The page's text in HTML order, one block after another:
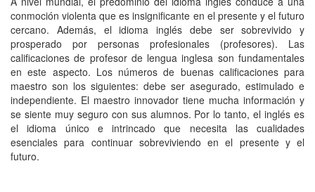
conmoción violenta que es insignificante en el presente y el futuro
cercano. Además, el idioma inglés debe ser sobrevivido y
prosperado por personas profesionales (profesores). Las
calificaciones de profesor de lengua inglesa son fundamentales
en este aspecto. Los números de buenas calificaciones para
maestro son los siguientes: debe ser asegurado, estimulado e
independiente. El maestro innovador tiene mucha información y
se siente muy seguro con sus alumnos. Por lo tanto, el inglés es
el idioma único e intrincado que necesita las cualidades
esenciales para continuar sobreviviendo en el presente y el
futuro.